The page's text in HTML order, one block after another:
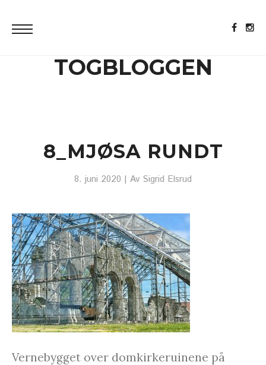
TOGBLOGGEN
8_MJØSA RUNDT
8. juni 2020 | Av Sigrid Elsrud
Vernebygget over domkirkeruinene på